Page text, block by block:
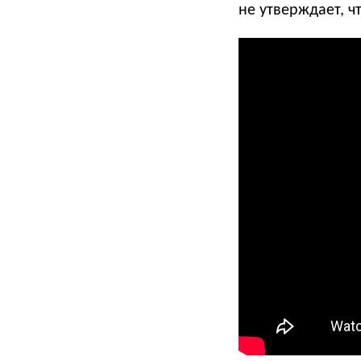
не утверждает,